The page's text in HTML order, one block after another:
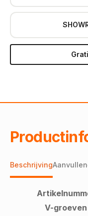
Beschrijving
V-groeven